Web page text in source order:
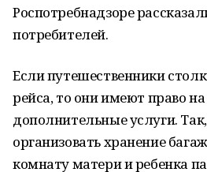
Роспотребнадзоре
потребителей.
Если путешественники
рейса, то они имеют право
дополнительные услуги.
организовать хранение
комнату матери и ребенка